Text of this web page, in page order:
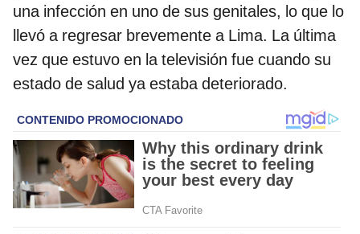
una infección en uno de sus genitales, lo que lo
llevó a regresar brevemente a Lima. La última
vez que estuvo en la televisión fue cuando su
estado de salud ya estaba deteriorado.